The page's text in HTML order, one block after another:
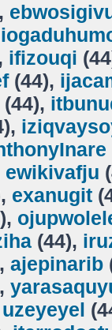
ifizouqi
(44),
(44),
ewikivafju
exanugit
(44),
ajepinarib
uzeyeyel